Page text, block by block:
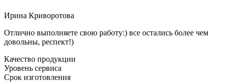
Ирина Криворотова
Отлично выполняете свою работу:) все остались более чем
довольны, респект!)
Качество продукции
Уровень сервиса
Срок изготовления